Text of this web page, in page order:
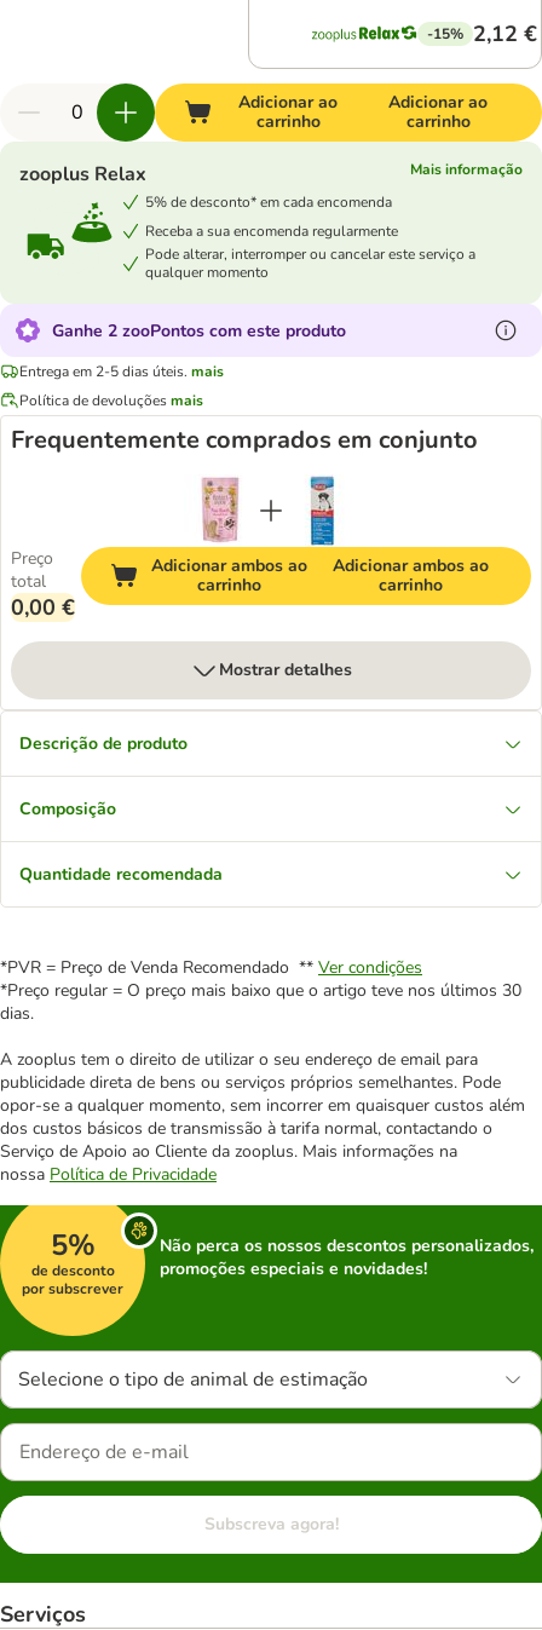
-15% 2,12 €
Adicionar ao
carrinho
Adicionar ao
carrinho
zooplus Relax
Mais informação
5% de desconto* em cada encomenda
Receba a sua encomenda regularmente
Pode alterar, interromper ou cancelar este serviço a
qualquer momento
Ganhe 2 zooPontos com este produto
Entrega em 2-5 dias úteis. mais
Política de devoluçõesmais
Frequentemente comprados em conjunto
Preço
total
0,00 €
Adicionar ambos ao
carrinho
Adicionar ambos ao
carrinho
Mostrar detalhes
Descrição de produto
Composição
Quantidade recomendada
*PVR = Preço de Venda Recomendado ** Ver condições
*Preço regular = O preço mais baixo que o artigo teve nos últimos 30
dias.
A zooplus tem o direito de utilizar o seu endereço de email para
publicidade direta de bens ou serviços próprios semelhantes. Pode
opor-se a qualquer momento, sem incorrer em quaisquer custos além
dos custos básicos de transmissão à tarifa normal, contactando o
Serviço de Apoio ao Cliente da zooplus. Mais informações na
nossa Política de Privacidade
5%
de desconto
por subscrever
Não perca os nossos descontos personalizados,
promoções especiais e novidades!
Selecione o tipo de animal de estimação
Subscreva agora!
Serviços